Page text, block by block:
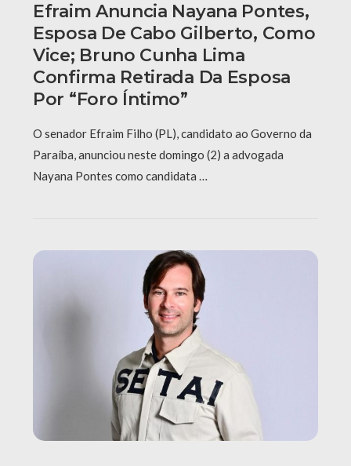
Efraim Anuncia Nayana Pontes,
Esposa De Cabo Gilberto, Como
Vice; Bruno Cunha Lima
Confirma Retirada Da Esposa
Por “foro Íntimo”
O senador Efraim Filho (PL), candidato ao Governo da
Paraíba, anunciou neste domingo (2) a advogada
Nayana Pontes como candidata …